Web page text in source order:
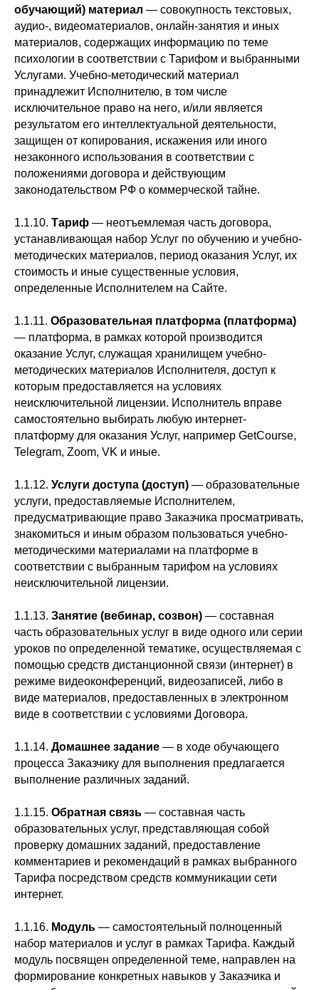
обучающий) материал — совокупность текстовых,
аудио-, видеоматериалов, онлайн-занятия и иных
материалов, содержащих информацию по теме
психологии в соответствии с Тарифом и выбранными
Услугами. Учебно-методический материал
принадлежит Исполнителю, в том числе
исключительное право на него, и/или является
результатом его интеллектуальной деятельности,
защищен от копирования, искажения или иного
незаконного использования в соответствии с
положениями договора и действующим
законодательством РФ о коммерческой тайне.
1.1.10. Тариф — неотъемлемая часть договора,
устанавливающая набор Услуг по обучению и учебно-
методических материалов, период оказания Услуг, их
стоимость и иные существенные условия,
определенные Исполнителем на Сайте.
1.1.11. Образовательная платформа (платформа)
— платформа, в рамках которой производится
оказание Услуг, служащая хранилищем учебно-
методических материалов Исполнителя, доступ к
которым предоставляется на условиях
неисключительной лицензии. Исполнитель вправе
самостоятельно выбирать любую интернет-
платформу для оказания Услуг, например GetCourse,
Telegram, Zoom, VK и иные.
1.1.12. Услуги доступа (доступ) — образовательные
услуги, предоставляемые Исполнителем,
предусматривающие право Заказчика просматривать,
знакомиться и иным образом пользоваться учебно-
методическими материалами на платформе в
соответствии с выбранным тарифом на условиях
неисключительной лицензии.
1.1.13. Занятие (вебинар, созвон) — составная
часть образовательных услуг в виде одного или серии
уроков по определенной тематике, осуществляемая с
помощью средств дистанционной связи (интернет) в
режиме видеоконференций, видеозаписей, либо в
виде материалов, предоставленных в электронном
виде в соответствии с условиями Договора.
1.1.14. Домашнее задание — в ходе обучающего
процесса Заказчику для выполнения предлагается
выполнение различных заданий.
1.1.15. Обратная связь — составная часть
образовательных услуг, представляющая собой
проверку домашних заданий, предоставление
комментариев и рекомендаций в рамках выбранного
Тарифа посредством средств коммуникации сети
интернет.
1.1.16. Модуль — самостоятельный полноценный
набор материалов и услуг в рамках Тарифа. Каждый
модуль посвящен определенной теме, направлен на
формирование конкретных навыков у Заказчика и